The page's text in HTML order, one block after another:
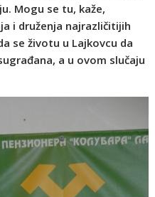
Mogu se tu, kaže,
i druženja najrazličitijih
se životu u Lajkovcu da
a u ovom slučaju